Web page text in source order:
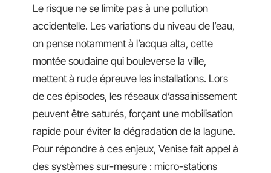
Le risque ne se limite pas à une pollution
accidentelle. Les variations du niveau de l’eau,
on pense notamment à l’acqua alta, cette
montée soudaine qui bouleverse la ville,
mettent à rude épreuve les installations. Lors
de ces épisodes, les réseaux d’assainissement
peuvent être saturés, forçant une mobilisation
rapide pour éviter la dégradation de la lagune.
Pour répondre à ces enjeux, Venise fait appel à
des systèmes sur-mesure : micro-stations